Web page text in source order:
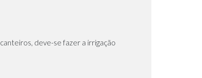
deve-se fazer a irrigação